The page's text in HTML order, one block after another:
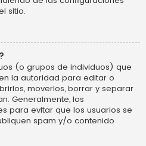
sitio.
(o grupos de individuos) que
la autoridad para editar o
moverlos, borrar y separar
Generalmente, los
para evitar que los usuarios se
spam y/o contenido